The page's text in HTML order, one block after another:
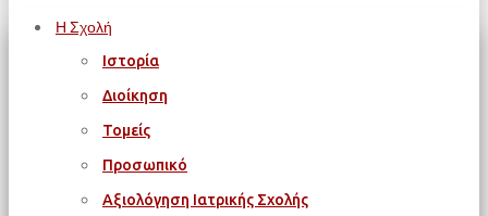
Η Σχολή
Ιστορία
Διοίκηση
Τομείς
Προσωπικό
Αξιολόγηση Ιατρικής Σχολής